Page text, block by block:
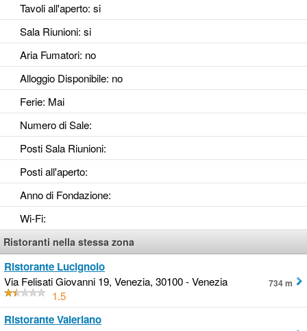
Tavoli all'aperto: si
Sala Riunioni: si
Aria Fumatori: no
Alloggio Disponibile: no
Ferie: Mai
Numero di Sale:
Posti Sala Riunioni:
Posti all'aperto:
Anno di Fondazione:
Wi-Fi:
Ristoranti nella stessa zona
Ristorante Lucignolo
Via Felisati Giovanni 19, Venezia, 30100 - Venezia
1.5
734 m
Ristorante Valeriano